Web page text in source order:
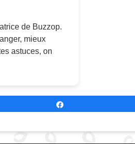
de Buzzop.
mieux
astuces, on